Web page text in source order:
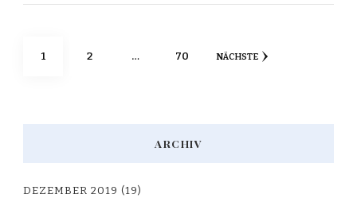
Seitennummerierung
SEITE
1 SEITE
2 … SEITE
70 NÄCHSTE
ARCHIV
DEZEMBER 2019 (19)